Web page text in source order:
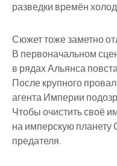
разведки времён
Сюжет тоже заметно
В первоначальном
в рядах Альянса
После крупного
агента Империи
Чтобы очистить своё
на имперскую планету
предателя.